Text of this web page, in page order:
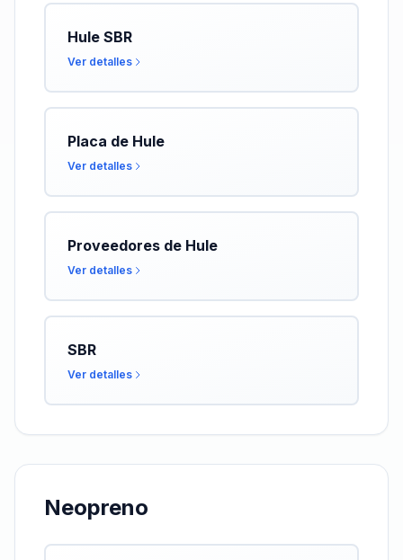
Hule SBR
Ver detalles
Placa de Hule
Ver detalles
Proveedores de Hule
Ver detalles
SBR
Ver detalles
Neopreno